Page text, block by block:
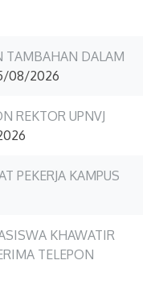
TAMBAHAN DALAM
08/2026
REKTOR UPNVJ
PEKERJA KAMPUS
KHAWATIR
TELEPON